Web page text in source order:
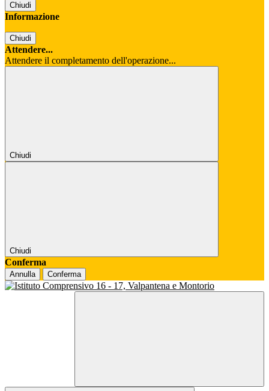
Chiudi
Informazione
Chiudi
Attendere...
Attendere il completamento dell'operazione...
Chiudi
Chiudi
Conferma
Annulla Conferma